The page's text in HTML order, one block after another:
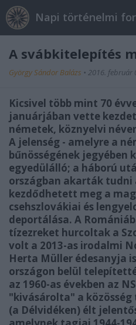
Napi történelmi
A svábkitelepítés
György Sándor Balázs • 2016. február
Kicsivel több mint 70
januárjában vette
németek, köznyelvi
A jelenség - amelyre a
bűnösségének jegyében
egyedülálló; a háború
országban akarták tudni
kezdődhetett meg a
csehszlovákiai és
deportálása. A
tízezreket hurcoltak a
volt a 2013-as irodalmi
Herta Müller édesanyja
országon belül
az 1960-as években az
"kivásárolta" a
(a Délvidéken) élt